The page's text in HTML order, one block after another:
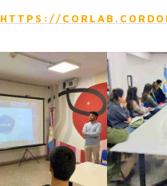
HTTPS://